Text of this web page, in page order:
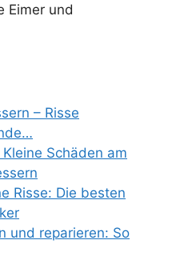
Eimer und
– Risse
Schäden am
Risse: Die besten
und reparieren: So